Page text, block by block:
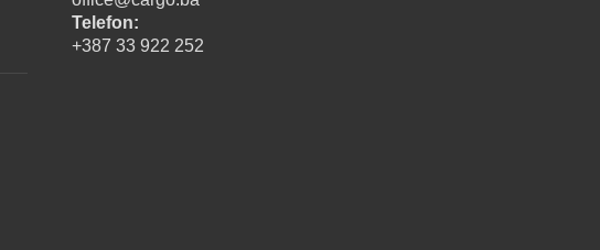
Telefon:
+387 33 922 252